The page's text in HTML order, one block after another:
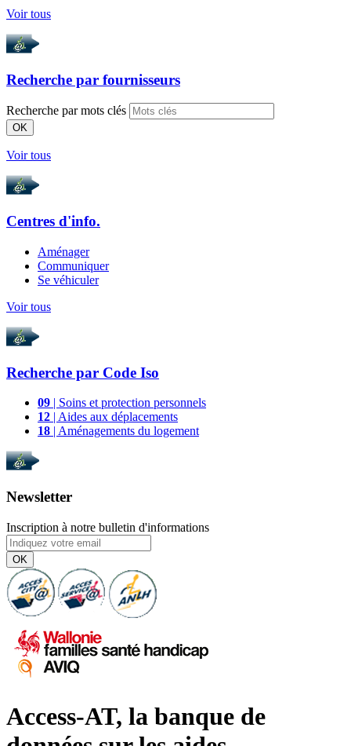
Voir tous
Recherche par fournisseurs
Recherche par mots clés
OK
Voir tous
Centres d'info.
Aménager
Communiquer
Se véhiculer
Voir tous
Recherche par Code Iso
09 | Soins et protection personnels
12 | Aides aux déplacements
18 | Aménagements du logement
Newsletter
Inscription à notre bulletin d'informations
OK
Access-AT, la banque de